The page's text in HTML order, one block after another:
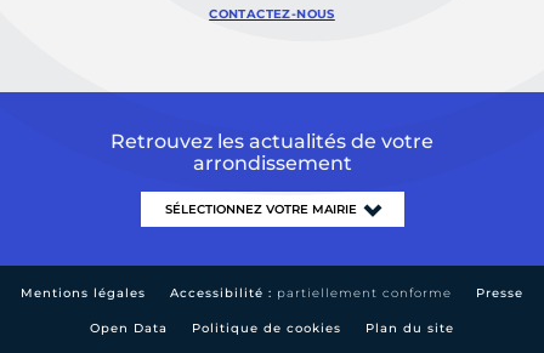
CONTACTEZ-NOUS
Retrouvez les actualités de votre
arrondissement
Mentions légales Accessibilité : partiellement conforme Presse
Open Data Politique de cookies Plan du site